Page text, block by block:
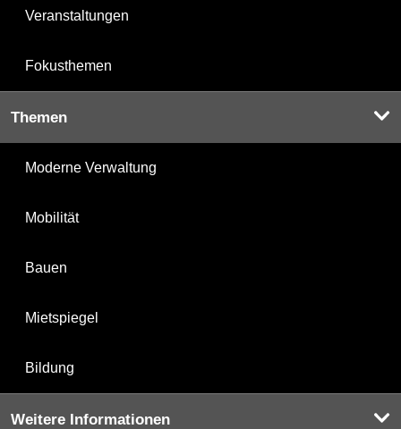
Veranstaltungen
Fokusthemen
Themen
Moderne Verwaltung
Mobilität
Bauen
Mietspiegel
Bildung
Weitere Informationen